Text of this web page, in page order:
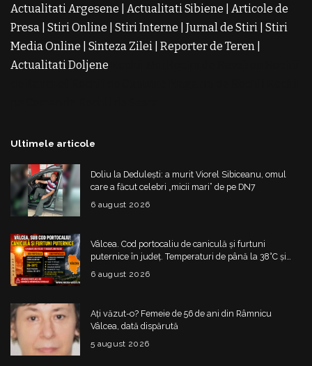
Actualitati Argesene Actualitati Sibiene
Articole de
Presa Stiri Online Stiri Interne Jurnal de Stiri Stiri
Media Online
Sinteza Zilei Reporter de Teren
Actualitati Doljene
Ultimele articole
Doliu la Dedulești: a murit Viorel Sibiceanu, omul
care a făcut celebri „micii mari” de pe DN7
6 august 2026
Vâlcea. Cod portocaliu de caniculă și furtuni
puternice în județ. Temperaturi de până la 38°C și
risc de vijelii
6 august 2026
Ați văzut-o? Femeie de 56 de ani din Râmnicu
Vâlcea, dată dispărută
5 august 2026